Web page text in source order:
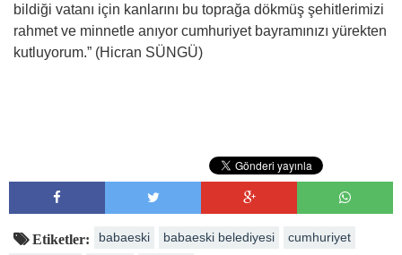
bildiği vatanı için kanlarını bu toprağa dökmüş şehitlerimizi
rahmet ve minnetle anıyor cumhuriyet bayramınızı yürekten
kutluyorum.” (Hicran SÜNGÜ)
Etiketler: babaeski babaeski belediyesi
cumhuriyet